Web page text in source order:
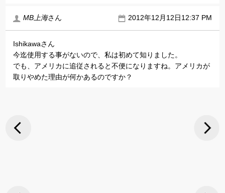
MB上海さん 2012年12月12日12:37 PM
Ishikawaさん
今迄使用する事がないので、私は初めて知りました。
でも、アメリカに追従されると不便になりますね。アメリカが
取りやめた理由が何かあるのですか？